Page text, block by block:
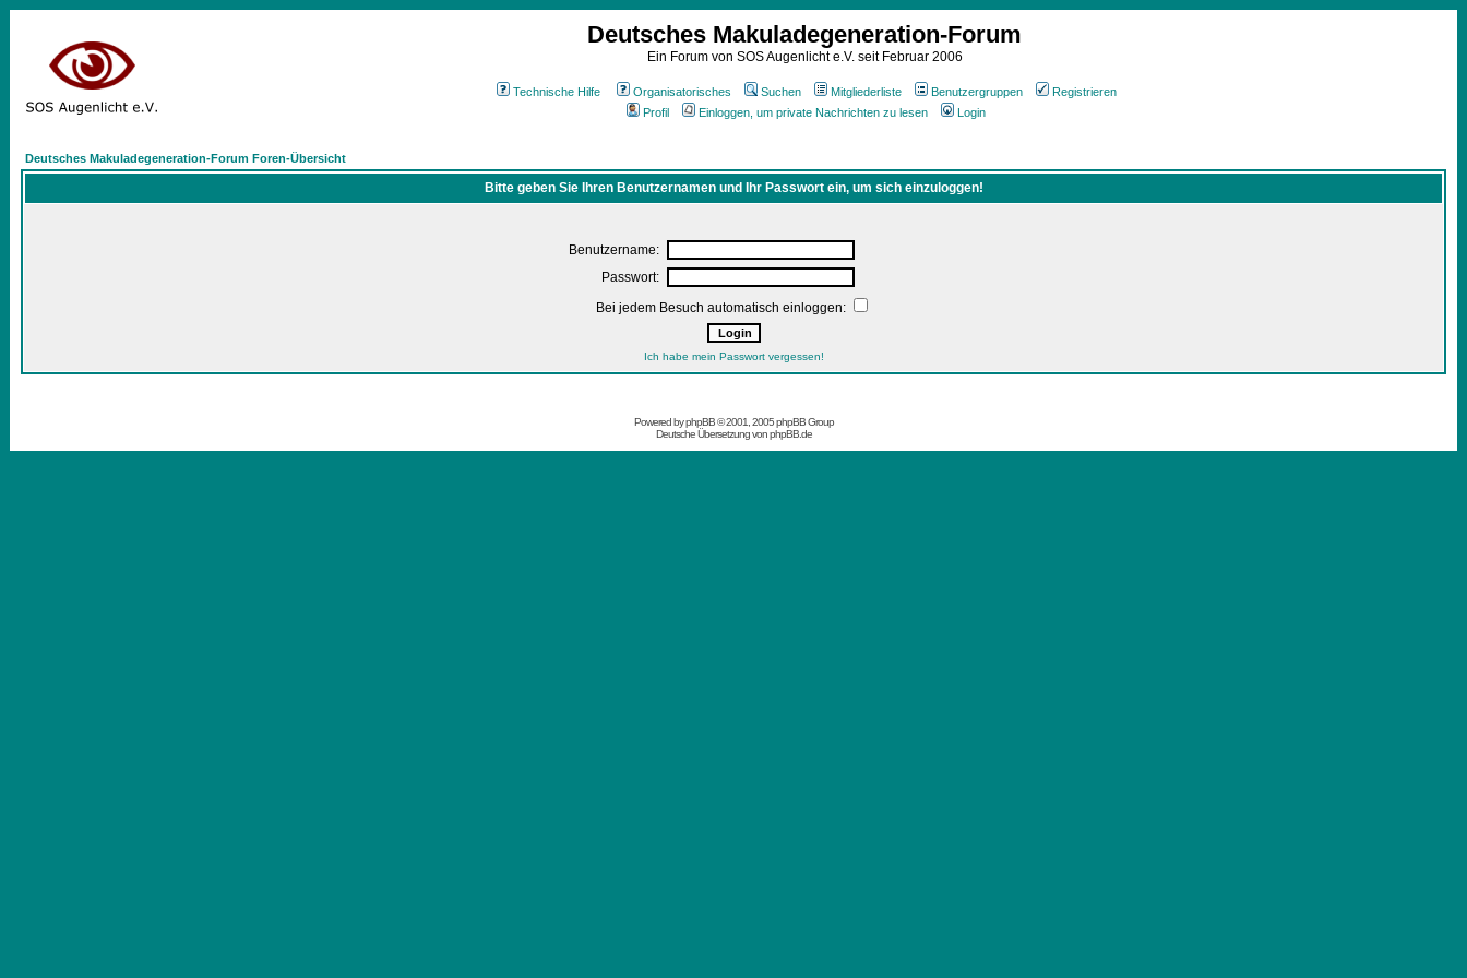
Deutsches Makuladegeneration-Forum
Ein Forum von SOS Augenlicht e.V. seit Februar 2006
Technische Hilfe Organisatorisches Suchen Mitgliederliste Benutzergruppen
Registrieren
Profil
Einloggen, um private Nachrichten zu lesen Login
Deutsches Makuladegeneration-Forum Foren-Übersicht
Bitte geben Sie Ihren Benutzernamen und Ihr Passwort ein, um sich einzuloggen!
Benutzername:
Passwort:
Bei jedem Besuch automatisch einloggen:
Ich habe mein Passwort vergessen!
Powered byphpBB© 2001, 2005 phpBB Group
Deutsche Übersetzung vonphpBB.de